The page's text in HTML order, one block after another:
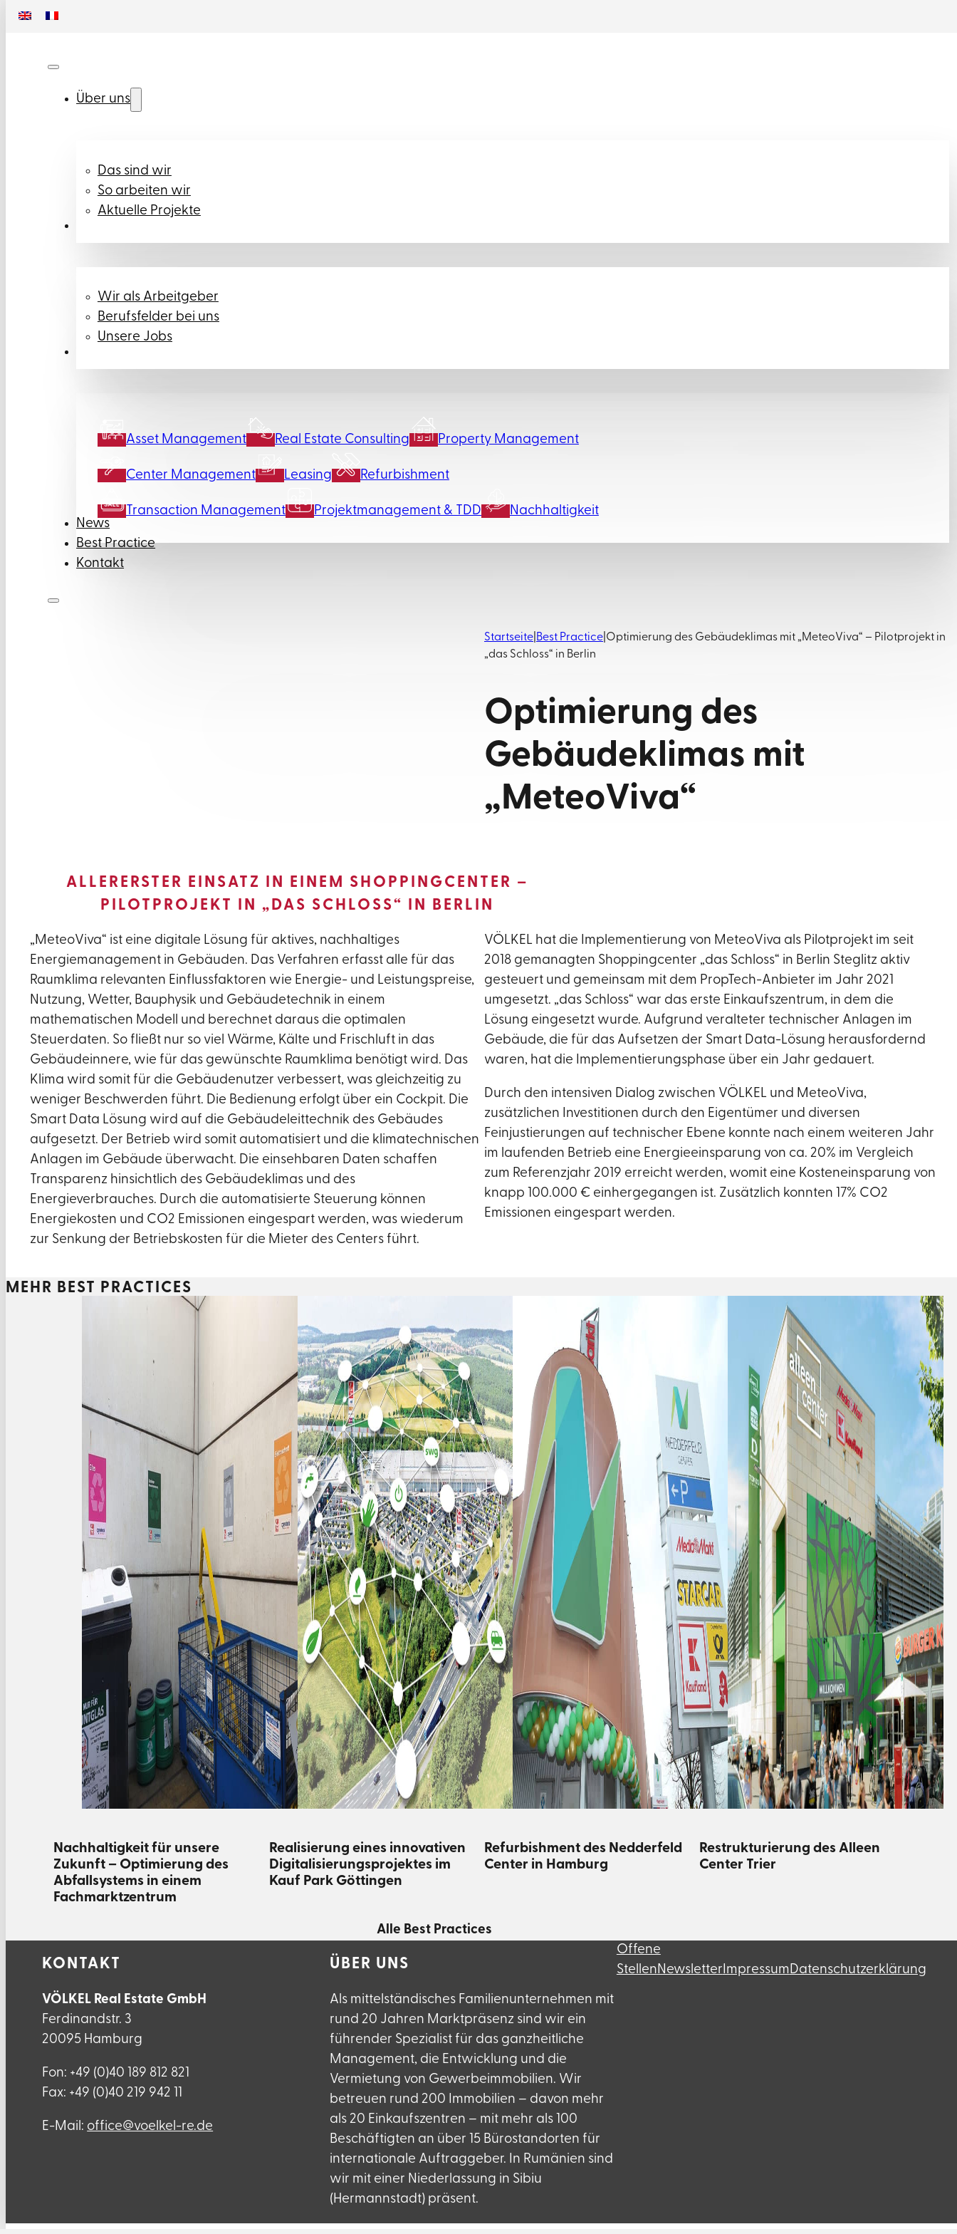
Über uns
Das sind wir
So arbeiten wir
Aktuelle Projekte
Wir als Arbeitgeber
Berufsfelder bei uns
Unsere Jobs
Asset Management Real Estate Consulting Property Management
Center Management Leasing Refurbishment
Transaction Management Projektmanagement & TDD
Nachhaltigkeit
News
Best Practice
Kontakt
Startseite Best Practice Optimierung des Gebäudeklimas mit „MeteoViva“ – Pilotprojekt in
„das Schloss“ in Berlin
Optimierung des
Gebäudeklimas mit
„MeteoViva“
ALLERERSTER EINSATZ IN EINEM SHOPPINGCENTER –
PILOTPROJEKT IN „DAS SCHLOSS“ IN BERLIN
„MeteoViva“ ist eine digitale Lösung für aktives, nachhaltiges
Energiemanagement in Gebäuden. Das Verfahren erfasst alle für das
Raumklima relevanten Einflussfaktoren wie Energie- und Leistungspreise,
Nutzung, Wetter, Bauphysik und Gebäudetechnik in einem
mathematischen Modell und berechnet daraus die optimalen
Steuerdaten. So fließt nur so viel Wärme, Kälte und Frischluft in das
Gebäudeinnere, wie für das gewünschte Raumklima benötigt wird. Das
Klima wird somit für die Gebäudenutzer verbessert, was gleichzeitig zu
weniger Beschwerden führt. Die Bedienung erfolgt über ein Cockpit. Die
Smart Data Lösung wird auf die Gebäudeleittechnik des Gebäudes
aufgesetzt. Der Betrieb wird somit automatisiert und die klimatechnischen
Anlagen im Gebäude überwacht. Die einsehbaren Daten schaffen
Transparenz hinsichtlich des Gebäudeklimas und des
Energieverbrauches. Durch die automatisierte Steuerung können
Energiekosten und CO2 Emissionen eingespart werden, was wiederum
zur Senkung der Betriebskosten für die Mieter des Centers führt.
VÖLKEL hat die Implementierung von MeteoViva als Pilotprojekt im seit
2018 gemanagten Shoppingcenter „das Schloss“ in Berlin Steglitz aktiv
gesteuert und gemeinsam mit dem PropTech-Anbieter im Jahr 2021
umgesetzt. „das Schloss“ war das erste Einkaufszentrum, in dem die
Lösung eingesetzt wurde. Aufgrund veralteter technischer Anlagen im
Gebäude, die für das Aufsetzen der Smart Data-Lösung herausfordernd
waren, hat die Implementierungsphase über ein Jahr gedauert.
Durch den intensiven Dialog zwischen VÖLKEL und MeteoViva,
zusätzlichen Investitionen durch den Eigentümer und diversen
Feinjustierungen auf technischer Ebene konnte nach einem weiteren Jahr
im laufenden Betrieb eine Energieeinsparung von ca. 20% im Vergleich
zum Referenzjahr 2019 erreicht werden, womit eine Kosteneinsparung von
knapp 100.000 € einhergegangen ist. Zusätzlich konnten 17% CO2
Emissionen eingespart werden.
MEHR BEST PRACTICES
Nachhaltigkeit für unsere
Zukunft – Optimierung des
Abfallsystems in einem
Fachmarktzentrum
Realisierung eines innovativen
Digitalisierungsprojektes im
Kauf Park Göttingen
Refurbishment des Nedderfeld
Center in Hamburg
Restrukturierung des Alleen
Center Trier
Alle Best Practices
KONTAKT
VÖLKEL Real Estate GmbH
Ferdinandstr. 3
20095 Hamburg
Fon: +49 (0)40 189 812 821
Fax: +49 (0)40 219 942 11
E-Mail: ed.er-lekleov@eciffo
ÜBER UNS
Als mittelständisches Familienunternehmen mit
rund 20 Jahren Marktpräsenz sind wir ein
führender Spezialist für das ganzheitliche
Management, die Entwicklung und die
Vermietung von Gewerbeimmobilien. Wir
betreuen rund 200 Immobilien – davon mehr
als 20 Einkaufszentren – mit mehr als 100
Beschäftigten an über 15 Bürostandorten für
internationale Auftraggeber. In Rumänien sind
wir mit einer Niederlassung in Sibiu
(Hermannstadt) präsent.
Offene
Stellen Newsletter Impressum Datenschutzerklärung